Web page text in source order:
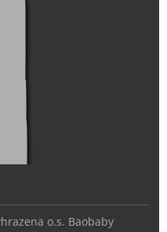
o.s. Baobaby